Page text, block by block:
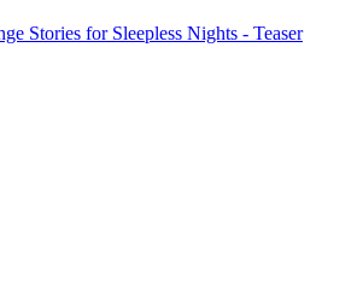
Stories for Sleepless Nights - Teaser